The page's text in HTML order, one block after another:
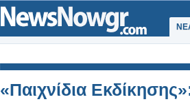
«Παιχνίδια